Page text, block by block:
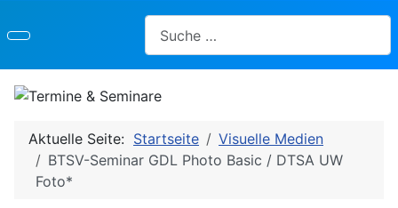
Aktuelle Seite: Startseite
Visuelle Medien
BTSV-Seminar GDL Photo Basic / DTSA UW
Foto*